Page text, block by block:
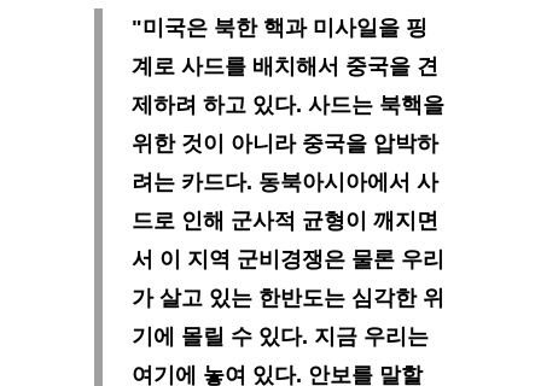
"미국은 북한 핵과 미사일을 핑
계로 사드를 배치해서 중국을 견
제하려 하고 있다. 사드는 북핵을
위한 것이 아니라 중국을 압박하
려는 카드다. 동북아시아에서 사
드로 인해 군사적 균형이 깨지면
서 이 지역 군비경쟁은 물론 우리
가 살고 있는 한반도는 심각한 위
기에 몰릴 수 있다. 지금 우리는
여기에 놓여 있다. 안보를 말할